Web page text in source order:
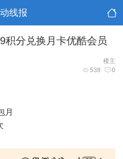
线报
积分兑换月卡优酷会员
楼主
538 0
月